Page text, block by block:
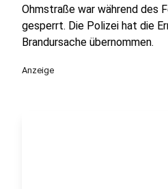
Ohmstraße war während des
gesperrt. Die Polizei hat die
Brandursache übernommen.
Anzeige